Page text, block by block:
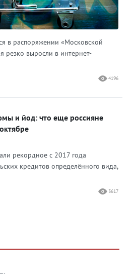
в распоряжении «Московской
резко выросли в интернет-
4196
и йод: что еще россияне
рекордное с 2017 года
кредитов определённого вида,
3617